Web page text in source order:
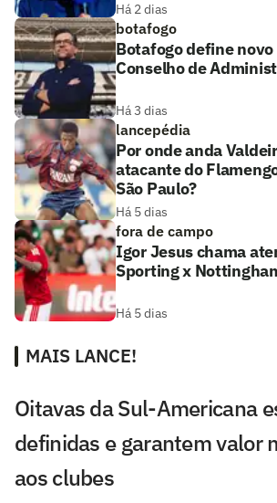
Há 2 dias
botafogo
Botafogo define
Conselho de
Há 3 dias
lancepédia
Por onde anda
atacante do
São Paulo?
Há 5 dias
fora de campo
Igor Jesus chama
Sporting x
Há 5 dias
MAIS LANCE!
Oitavas da Sul-Americana
definidas e garantem valor
aos clubes